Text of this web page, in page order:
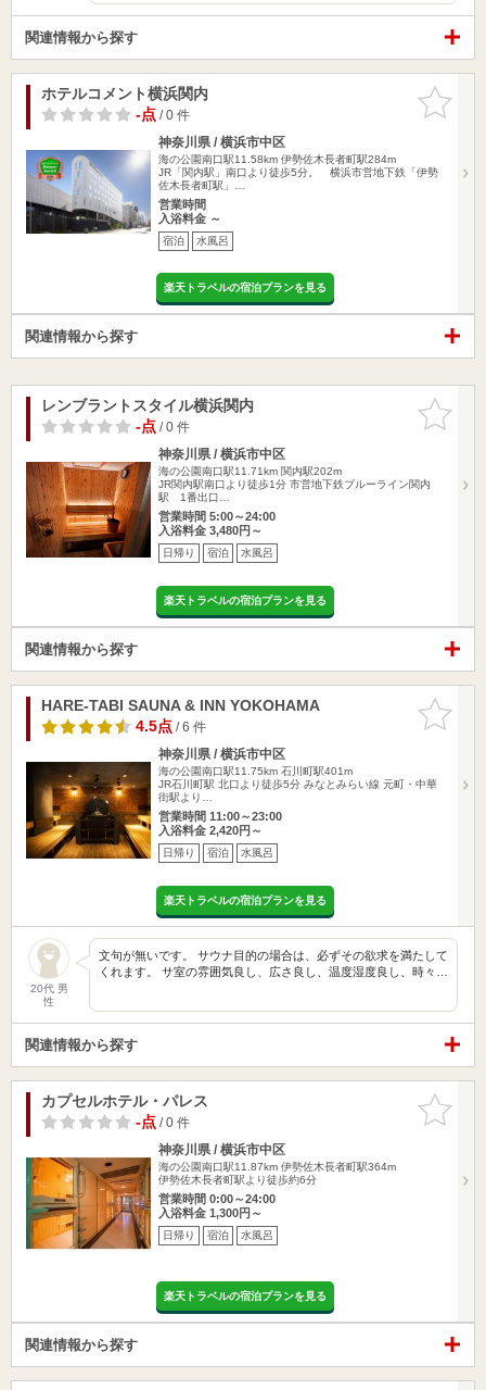
関連情報から探す
お気に入
りに追加
ホテルコメント横浜関内
-点/ 0 件
神奈川県 / 横浜市中区
海の公園南口駅11.58km 伊勢佐木長者町駅284m
JR「関内駅」南口より徒歩5分。 横浜市営地下鉄「伊勢
佐木長者町駅」…
営業時間
入浴料金 ～
宿泊 水風呂
楽天トラベルの宿泊プランを見る
関連情報から探す
お気に入
りに追加
レンブラントスタイル横浜関内
-点/ 0 件
神奈川県 / 横浜市中区
海の公園南口駅11.71km 関内駅202m
JR関内駅南口より徒歩1分 市営地下鉄ブルーライン関内
駅 1番出口…
営業時間 5:00～24:00
入浴料金 3,480円～
日帰り 宿泊 水風呂
楽天トラベルの宿泊プランを見る
関連情報から探す
お気に入
りに追加
HARE-TABI SAUNA & INN YOKOHAMA
4.5点/ 6 件
神奈川県 / 横浜市中区
海の公園南口駅11.75km 石川町駅401m
JR石川町駅 北口より徒歩5分 みなとみらい線 元町・中華
街駅より…
営業時間 11:00～23:00
入浴料金 2,420円～
日帰り 宿泊 水風呂
楽天トラベルの宿泊プランを見る
20代 男
性
文句が無いです。 サウナ目的の場合は、必ずその欲求を満たして
くれます。 サ室の雰囲気良し、広さ良し、温度湿度良し、時々…
関連情報から探す
お気に入
りに追加
カプセルホテル・パレス
-点/ 0 件
神奈川県 / 横浜市中区
海の公園南口駅11.87km 伊勢佐木長者町駅364m
伊勢佐木長者町駅より徒歩約6分
営業時間 0:00～24:00
入浴料金 1,300円～
日帰り 宿泊 水風呂
楽天トラベルの宿泊プランを見る
関連情報から探す